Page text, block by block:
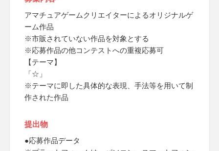
アマチュアゲームクリエイターによるオリジナルゲ
ーム作品
※市販されていない作品を対象とする
※応募作品の他コンテストへの重複応募可
【テーマ】
「☆」
※テーマに即した具体的な表現、手法等を用いて制
作された作品
提出物
●応募作品データ